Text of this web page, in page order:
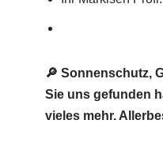
🔎 Sonnenschutz,
Sie uns gefunden
vieles mehr.